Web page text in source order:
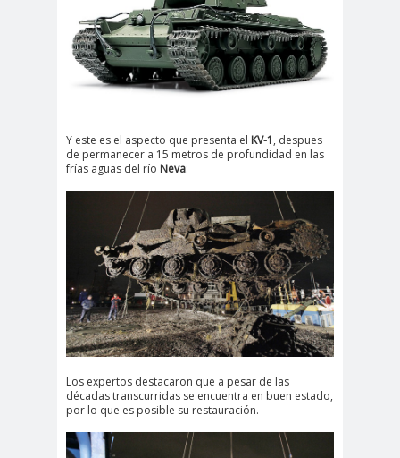
Y este es el aspecto que presenta el KV-1, despues
de permanecer a 15 metros de profundidad en las
frías aguas del río Neva:
Los expertos destacaron que a pesar de las
décadas transcurridas se encuentra en buen estado,
por lo que es posible su restauración.